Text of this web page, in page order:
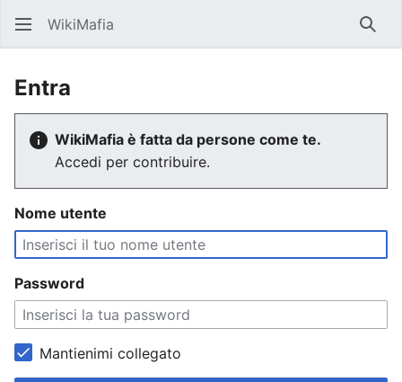
WikiMafia
Entra
WikiMafia è fatta da persone come te.
Accedi per contribuire.
Nome utente
Password
Mantienimi collegato